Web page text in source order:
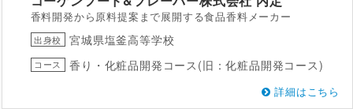
香料開発から原料提案まで展開する食品香料メーカー
出身校 宮城県塩釜高等学校
コース 香り・化粧品開発コース(旧：化粧品開発コース)
詳細はこちら